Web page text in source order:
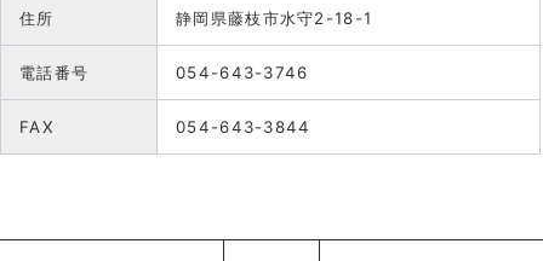
住所 静岡県藤枝市水守2-18-1
電話番号 054-643-3746
FAX 054-643-3844